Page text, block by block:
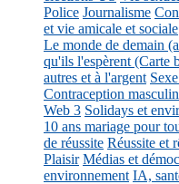
Police Journalisme
et vie amicale et sociale
Le monde de demain
qu'ils l'espèrent (Carte
autres et à l'argent
Contraception
Web 3 Solidays et
10 ans mariage pour
de réussite Réussite et
Plaisir Médias et
environnement IA,